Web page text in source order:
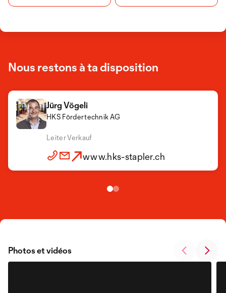
Nous restons à ta disposition
Jürg Vögeli
HKS Fördertechnik AG
Leiter Verkauf
www.hks-stapler.ch
Michael Hartung
www.hks-stapler.ch
Photos et vidéos